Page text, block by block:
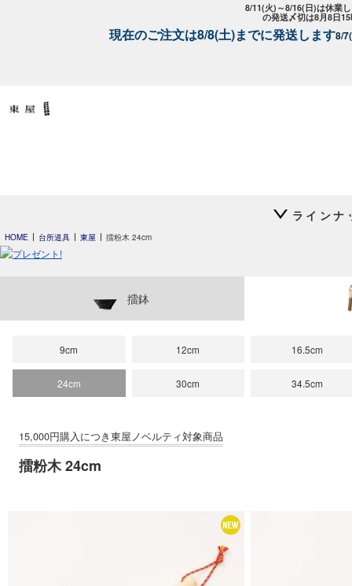
8/11(火)～8/16(日)は休業
の発送〆切は8月8日
現在のご注文は8/8(土)までに発送します8/
スキー01
干し柿・田田道・
ラインナ
HOME 台所道具 東屋 擂粉木 24cm
擂鉢
9cm 12cm 16.5cm
24cm 30cm 34.5cm
擂粉木 24cm